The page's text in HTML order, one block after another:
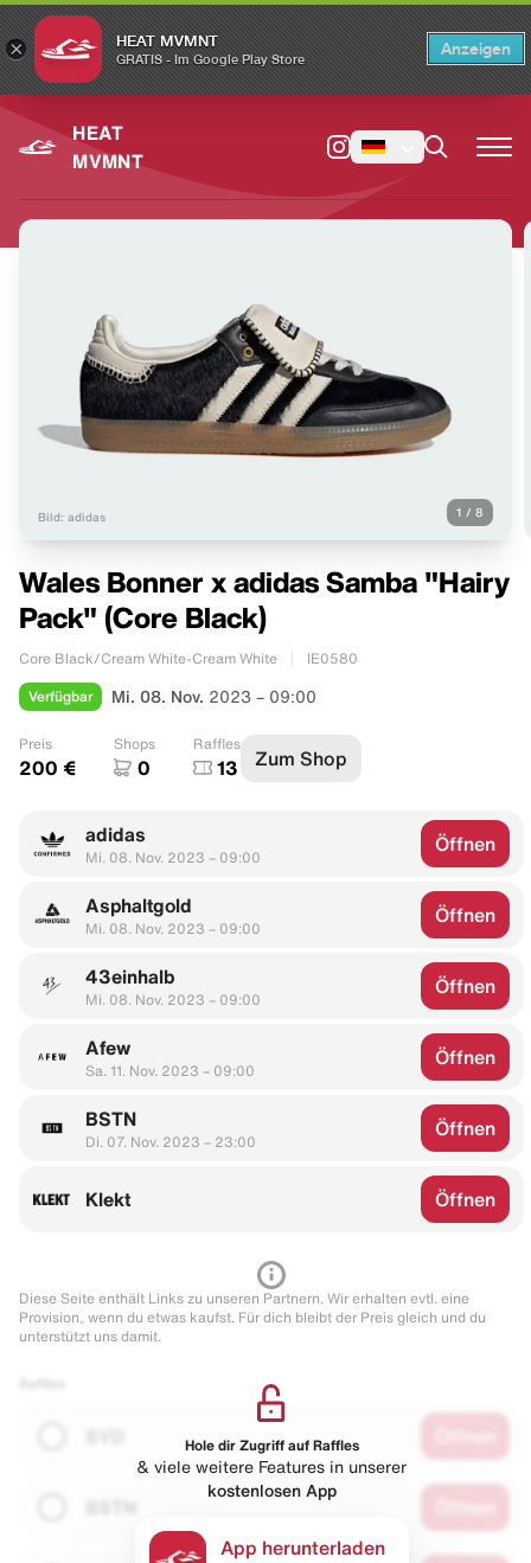
× HEAT MVMNT
GRATIS - Im Google Play Store
Anzeigen
HEAT
MVMNT
Bild: adidas 1 / 8
Wales Bonner x adidas Samba "Hairy
Pack" (Core Black)
Core Black/Cream White-Cream White IE0580
Verfügbar Mi. 08. Nov. 2023 – 09:00
Preis
200 €
Shops
0
Raffles
13 Zum Shop
adidas
Mi. 08. Nov. 2023 – 09:00
Öffnen
Asphaltgold
Mi. 08. Nov. 2023 – 09:00
Öffnen
43einhalb
Mi. 08. Nov. 2023 – 09:00
Öffnen
Afew
Sa. 11. Nov. 2023 – 09:00
Öffnen
BSTN
Di. 07. Nov. 2023 – 23:00
Öffnen
Klekt Öffnen
Diese Seite enthält Links zu unseren Partnern. Wir erhalten evtl. eine
Provision, wenn du etwas kaufst. Für dich bleibt der Preis gleich und du
unterstützt uns damit.
Hole dir Zugriff auf Raffles
& viele weitere Features in unserer
kostenlosen App
App herunterladen
Switch to the English version? Switch ×